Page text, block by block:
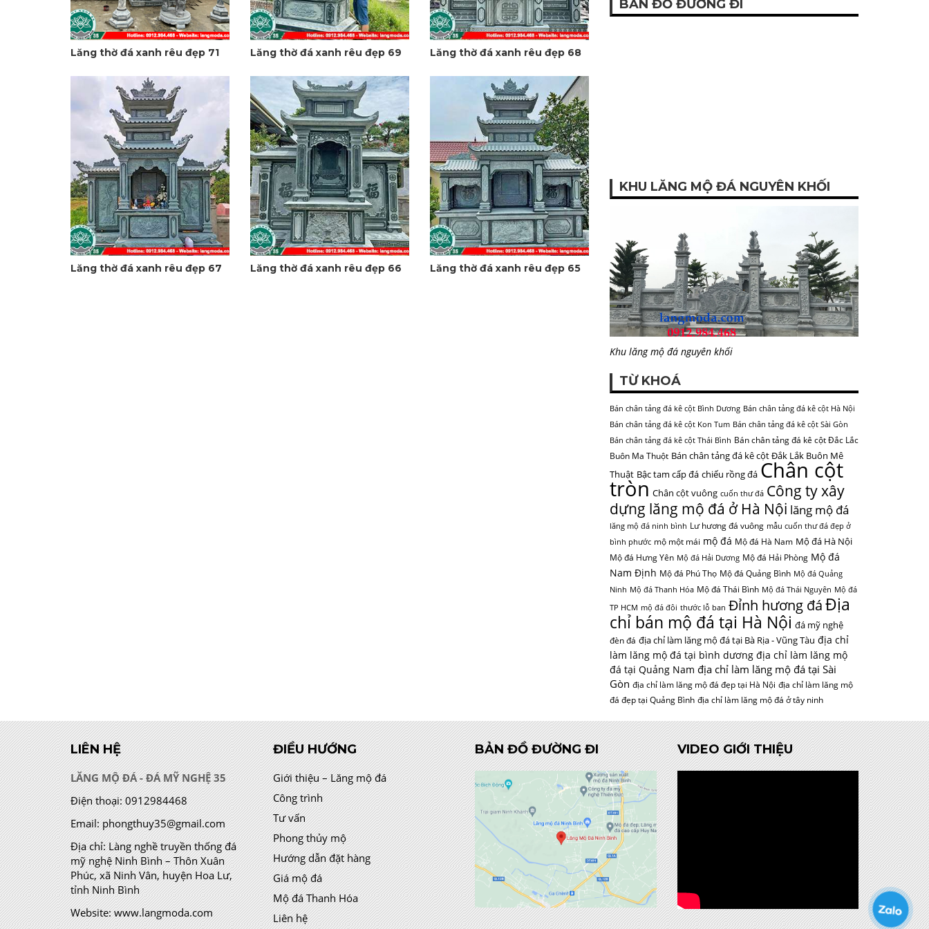
Lăng thờ đá xanh rêu đẹp 71 Lăng thờ đá xanh rêu đẹp 69 Lăng thờ đá xanh rêu đẹp 68
Lăng thờ đá xanh rêu đẹp 67 Lăng thờ đá xanh rêu đẹp 66 Lăng thờ đá xanh rêu đẹp 65
BẢN ĐỒ ĐƯỜNG ĐI
KHU LĂNG MỘ ĐÁ NGUYÊN KHỐI
Khu lăng mộ đá nguyên khối
TỪ KHOÁ
Bán chân tảng đá kê cột Bình Dương Bán chân tảng đá kê cột Hà Nội
Bán chân tảng đá kê cột Kon Tum Bán chân tảng đá kê cột Sài Gòn
Bán chân tảng đá kê cột Thái Bình Bán chân tảng đá kê cột Đắc Lắc
Buôn Ma Thuột Bán chân tảng đá kê cột Đắk Lắk Buôn Mê
Thuật Bậc tam cấp đá chiếu rồng đá Chân cột
tròn Chân cột vuông cuốn thư đá Công ty xây
dựng lăng mộ đá ở Hà Nội lăng mộ đá
lăng mộ đá ninh bình Lư hương đá vuông mẫu cuốn thư đá đẹp ở
bình phước mộ một mái mộ đá Mộ đá Hà Nam Mộ đá Hà Nội
Mộ đá Hưng Yên Mộ đá Hải Dương Mộ đá Hải Phòng Mộ đá
Nam Định Mộ đá Phú Thọ Mộ đá Quảng Bình Mộ đá Quảng
Ninh Mộ đá Thanh Hóa Mộ đá Thái Bình Mộ đá Thái Nguyên Mộ đá
TP HCM mộ đá đôi thước lỗ ban Đỉnh hương đáĐịa
chỉ bán mộ đá tại Hà Nội đá mỹ nghệ
đèn đá địa chỉ làm lăng mộ đá tại Bà Rịa - Vũng Tàu địa chỉ
làm lăng mộ đá tại bình dương địa chỉ làm lăng mộ
đá tại Quảng Nam địa chỉ làm lăng mộ đá tại Sài
Gòn địa chỉ làm lăng mộ đá đẹp tại Hà Nội địa chỉ làm lăng mộ
đá đẹp tại Quảng Bình địa chỉ làm lăng mộ đá ở tây ninh
LIÊN HỆ
LĂNG MỘ ĐÁ - ĐÁ MỸ NGHỆ 35
Điện thoại: 0912984468
Email: phongthuy35@gmail.com
Địa chỉ:Làng nghề truyền thống đá
mỹ nghệ Ninh Bình – Thôn Xuân
Phúc, xã Ninh Vân, huyện Hoa Lư,
tỉnh Ninh Bình
Website: www.langmoda.com
ĐIỀU HƯỚNG
Giới thiệu – Lăng mộ đá
Công trình
Tư vấn
Phong thủy mộ
Hướng dẫn đặt hàng
Giá mộ đá
Mộ đá Thanh Hóa
Liên hệ
BẢN ĐỒ ĐƯỜNG ĐI VIDEO GIỚI THIỆU